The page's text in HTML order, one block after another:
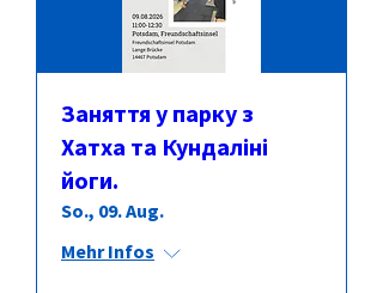
Заняття у парку з
Хатха та Кундаліні
йоги.
So., 09. Aug.
Mehr Infos